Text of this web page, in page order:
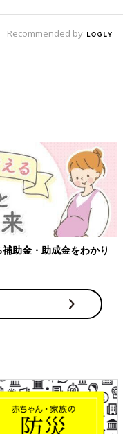
Recommended by
助金・助成金をわかり